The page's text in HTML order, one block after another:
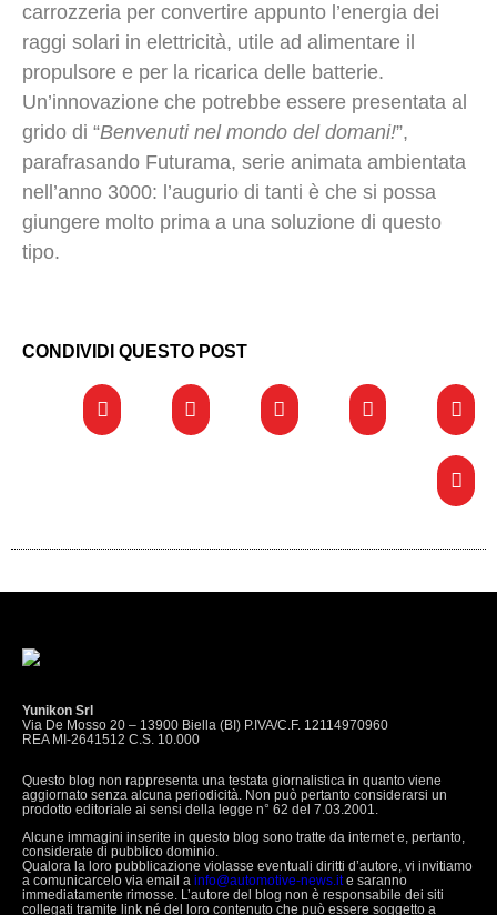
carrozzeria per convertire appunto l’energia dei
raggi solari in elettricità, utile ad alimentare il
propulsore e per la ricarica delle batterie.
Un’innovazione che potrebbe essere presentata al
grido di “Benvenuti nel mondo del domani!”,
parafrasando Futurama, serie animata ambientata
nell’anno 3000: l’augurio di tanti è che si possa
giungere molto prima a una soluzione di questo
tipo.
CONDIVIDI QUESTO POST
Yunikon Srl
Via De Mosso 20 – 13900 Biella (BI) P.IVA/C.F. 12114970960
REA MI-2641512 C.S. 10.000
Questo blog non rappresenta una testata giornalistica in quanto viene
aggiornato senza alcuna periodicità. Non può pertanto considerarsi un
prodotto editoriale ai sensi della legge n° 62 del 7.03.2001.
Alcune immagini inserite in questo blog sono tratte da internet e, pertanto,
considerate di pubblico dominio.
Qualora la loro pubblicazione violasse eventuali diritti d’autore, vi invitiamo
a comunicarcelo via email a info@automotive-news.ite saranno
immediatamente rimosse. L’autore del blog non è responsabile dei siti
collegati tramite link né del loro contenuto che può essere soggetto a